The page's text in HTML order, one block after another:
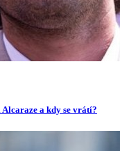
Alcaraze a kdy se vrátí?